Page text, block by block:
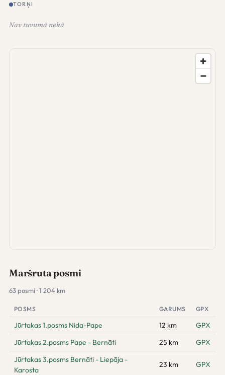
TORŅI
Nav tuvumā nekā
Maršruta posmi
63 posmi · 1 204 km
POSMS GARUMS GPX
Jūrtakas 1.posms Nida-Pape 12 km
GPX
Jūrtakas 2.posms Pape - Bernāti
25 km
GPX
Jūrtakas 3.posms Bernāti - Liepāja -
Karosta
23 km GPX